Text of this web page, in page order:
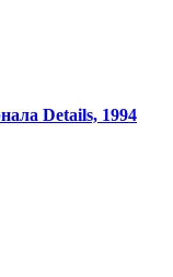
Details, 1994